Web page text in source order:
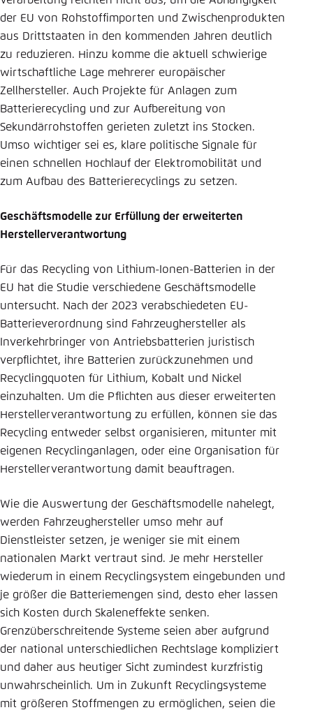
der EU von Rohstoffimporten und Zwischenprodukten
aus Drittstaaten in den kommenden Jahren deutlich
zu reduzieren. Hinzu komme die aktuell schwierige
wirtschaftliche Lage mehrerer europäischer
Zellhersteller. Auch Projekte für Anlagen zum
Batterierecycling und zur Aufbereitung von
Sekundärrohstoffen gerieten zuletzt ins Stocken.
Umso wichtiger sei es, klare politische Signale für
einen schnellen Hochlauf der Elektromobilität und
zum Aufbau des Batterierecyclings zu setzen.
Geschäftsmodelle zur Erfüllung der erweiterten
Herstellerverantwortung
Für das Recycling von Lithium-Ionen-Batterien in der
EU hat die Studie verschiedene Geschäftsmodelle
untersucht. Nach der 2023 verabschiedeten EU-
Batterieverordnung sind Fahrzeughersteller als
Inverkehrbringer von Antriebsbatterien juristisch
verpflichtet, ihre Batterien zurückzunehmen und
Recyclingquoten für Lithium, Kobalt und Nickel
einzuhalten. Um die Pflichten aus dieser erweiterten
Herstellerverantwortung zu erfüllen, können sie das
Recycling entweder selbst organisieren, mitunter mit
eigenen Recyclinganlagen, oder eine Organisation für
Herstellerverantwortung damit beauftragen.
Wie die Auswertung der Geschäftsmodelle nahelegt,
werden Fahrzeughersteller umso mehr auf
Dienstleister setzen, je weniger sie mit einem
nationalen Markt vertraut sind. Je mehr Hersteller
wiederum in einem Recyclingsystem eingebunden und
je größer die Batteriemengen sind, desto eher lassen
sich Kosten durch Skaleneffekte senken.
Grenzüberschreitende Systeme seien aber aufgrund
der national unterschiedlichen Rechtslage kompliziert
und daher aus heutiger Sicht zumindest kurzfristig
unwahrscheinlich. Um in Zukunft Recyclingsysteme
mit größeren Stoffmengen zu ermöglichen, seien die